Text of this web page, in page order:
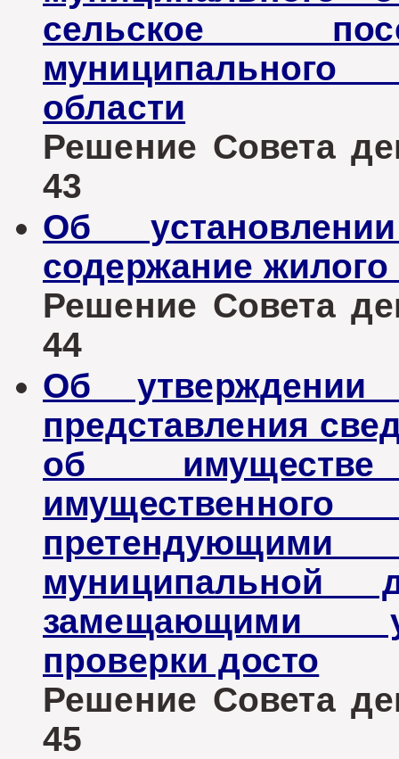
сельское
муниципального
области
Решение Совета
43
Об
содержание
Решение Совета
44
Об
представления
об
имущественного
муниципальной
замещающими
проверки досто
Решение Совета
45